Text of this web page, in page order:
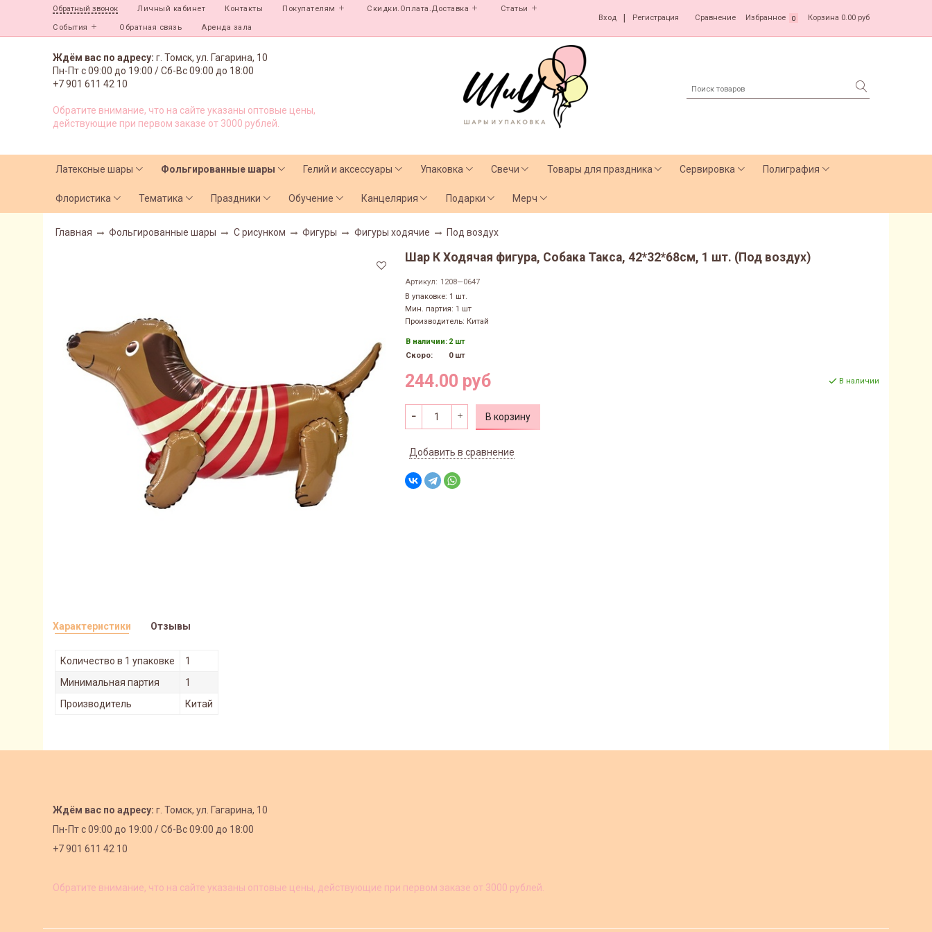
Обратный звонок Личный кабинет Контакты Покупателям Скидки.Оплата.Доставка Статьи
События Обратная связь Аренда зала
Вход Регистрация Сравнение Избранное 0 Корзина 0.00 руб
Ждём вас по адресу: г. Томск, ул. Гагарина, 10
Пн-Пт с09:00 до 19:00 /Сб-Вс 09:00 до 18:00
+7 901 611 42 10
Обратите внимание, что на сайте указаны оптовые цены,
действующие при первом заказе от 3000 рублей.
Латексные шары Фольгированные шары Гелий и аксессуары Упаковка Свечи Товары для праздника Сервировка Полиграфия
Флористика Тематика Праздники Обучение Канцелярия Подарки Мерч
Главная Фольгированные шары С рисунком Фигуры Фигуры ходячие Под воздух
Шар К Ходячая фигура, Собака Такса, 42*32*68см, 1 шт. (Под воздух)
Артикул: 1208—0647
В упаковке: 1 шт.
Мин. партия: 1 шт
Производитель: Китай
В наличии: 2 шт
Скоро:
0 шт
244.00 руб В наличии
В корзину
Добавить в сравнение
Характеристики
Количество в 1 упаковке
1
Минимальная партия
1
Производитель
Китай
Отзывы
Ждём вас по адресу: г. Томск, ул. Гагарина, 10
Пн-Пт с09:00 до 19:00 /Сб-Вс 09:00 до 18:00
+7 901 611 42 10
Обратите внимание, что на сайте указаны оптовые цены, действующие при первом заказе от 3000 рублей.